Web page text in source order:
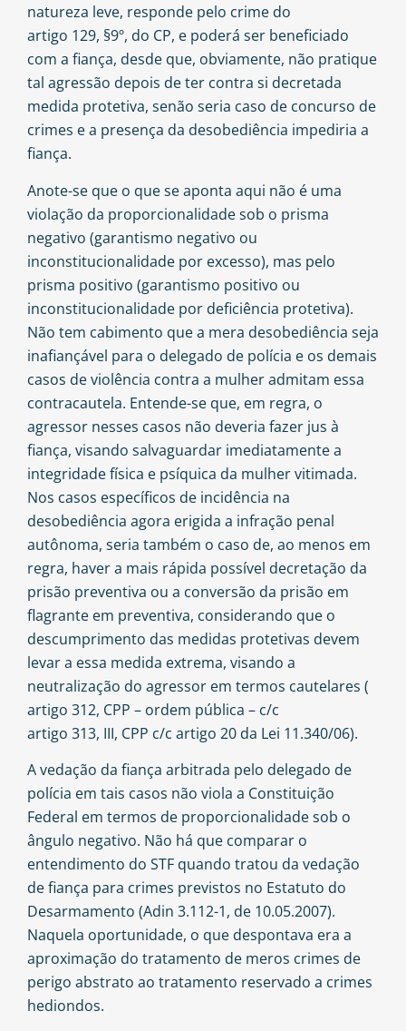
natureza leve, responde pelo crime do
artigo 129, §9º, do CP, e poderá ser beneficiado
com a fiança, desde que, obviamente, não pratique
tal agressão depois de ter contra si decretada
medida protetiva, senão seria caso de concurso de
crimes e a presença da desobediência impediria a
fiança.
Anote-se que o que se aponta aqui não é uma
violação da proporcionalidade sob o prisma
negativo (garantismo negativo ou
inconstitucionalidade por excesso), mas pelo
prisma positivo (garantismo positivo ou
inconstitucionalidade por deficiência protetiva).
Não tem cabimento que a mera desobediência seja
inafiançável para o delegado de polícia e os demais
casos de violência contra a mulher admitam essa
contracautela. Entende-se que, em regra, o
agressor nesses casos não deveria fazer jus à
fiança, visando salvaguardar imediatamente a
integridade física e psíquica da mulher vitimada.
Nos casos específicos de incidência na
desobediência agora erigida a infração penal
autônoma, seria também o caso de, ao menos em
regra, haver a mais rápida possível decretação da
prisão preventiva ou a conversão da prisão em
flagrante em preventiva, considerando que o
descumprimento das medidas protetivas devem
levar a essa medida extrema, visando a
neutralização do agressor em termos cautelares (
artigo 312, CPP – ordem pública – c/c
artigo 313, III, CPP c/c artigo 20 da Lei 11.340/06).
A vedação da fiança arbitrada pelo delegado de
polícia em tais casos não viola a Constituição
Federal em termos de proporcionalidade sob o
ângulo negativo. Não há que comparar o
entendimento do STF quando tratou da vedação
de fiança para crimes previstos no Estatuto do
Desarmamento (Adin 3.112-1, de 10.05.2007).
Naquela oportunidade, o que despontava era a
aproximação do tratamento de meros crimes de
perigo abstrato ao tratamento reservado a crimes
hediondos.